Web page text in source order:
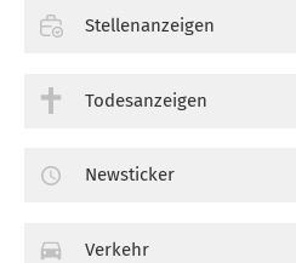
Stellenanzeigen
Todesanzeigen
Newsticker
Verkehr